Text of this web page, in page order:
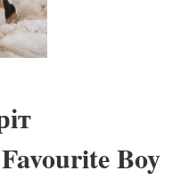
Boy